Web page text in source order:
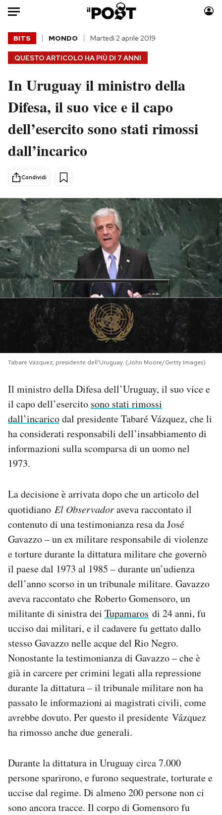
Auto
HOME
Italia
Politica
Tecnologia
Scienza
Cultura
Economia
Sport
Moda
Consumismi
Storie/Idee
Mondiali calcio 2026
PODCAST
NEWSLETTER
I MIEI PREFERITI
SHOP
AREA PERSONALE
Area Personale
Newsletter
Notifiche mobile
Esci
QUESTO ARTICOLO HA PIÙ DI 7 ANNI
BITS MONDO Martedì 2 aprile 2019
In Uruguay il ministro della
Difesa, il suo vice e il capo
dell’esercito sono stati rimossi
dall’incarico
Condividi
Tabaré Vázquez, presidente dell'Uruguay. (John Moore/Getty Images)
Il ministro della Difesa dell’Uruguay, il suo vice e
il capo dell’esercito sono stati rimossi
dall’incaricodal presidente Tabaré Vázquez, che li
ha considerati responsabili dell’insabbiamento di
informazioni sulla scomparsa di un uomo nel
1973.
La decisione è arrivata dopo che un articolo del
quotidiano El Observadoraveva raccontato il
contenuto di una testimonianza resa da José
Gavazzo – un ex militare responsabile di violenze
e torture durante la dittatura militare che governò
il paese dal 1973 al 1985 – durante un’udienza
dell’anno scorso in un tribunale militare. Gavazzo
aveva raccontato che Roberto Gomensoro, un
militante di sinistra dei Tupamaros di 24 anni, fu
ucciso dai militari, e il cadavere fu gettato dallo
stesso Gavazzo nelle acque del Rio Negro.
Nonostante la testimonianza di Gavazzo – che è
già in carcere per crimini legati alla repressione
durante la dittatura – il tribunale militare non ha
passato le informazioni ai magistrati civili, come
avrebbe dovuto. Per questo il presidente Vázquez
ha rimosso anche due generali.
Durante la dittatura in Uruguay circa 7.000
persone sparirono, e furono sequestrate, torturate e
uccise dal regime. Di almeno 200 persone non ci
sono ancora tracce. Il corpo di Gomensoro fu